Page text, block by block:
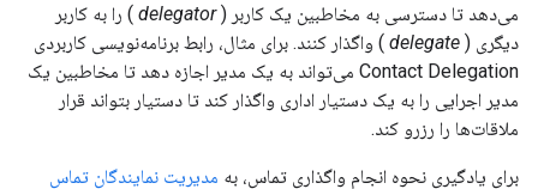
می‌دهد تا دسترسی به مخاطبین یک کاربر (delegator ) را به کاربر
دیگری ( delegate ) واگذار کنند. برای مثال، رابط برنامه‌نویسی کاربردی
Contact Delegation می‌تواند به یک مدیر اجازه دهد تا مخاطبین یک
مدیر اجرایی را به یک دستیار اداری واگذار کند تا دستیار بتواند قرار
ملاقات‌ها را رزرو کند.
برای یادگیری نحوه انجام واگذاری تماس، به مدیریت نمایندگان تماس